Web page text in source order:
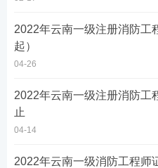
2022年云南一级注册消防工
起）
04-26
2022年云南一级注册消防工
止
04-14
2022年云南一级消防工程师